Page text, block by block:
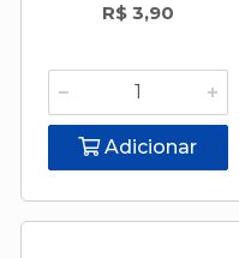
R$ 3,90
Adicionar